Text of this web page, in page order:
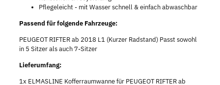
Pflegeleicht - mit Wasser schnell & einfach abwaschbar
Passend für folgende Fahrzeuge:
PEUGEOT RIFTER ab 2018 L1 (Kurzer Radstand) Passt sowohl
in 5 Sitzer als auch 7-Sitzer
Lieferumfang:
1x ELMASLINE Kofferraumwanne für PEUGEOT RIFTER ab